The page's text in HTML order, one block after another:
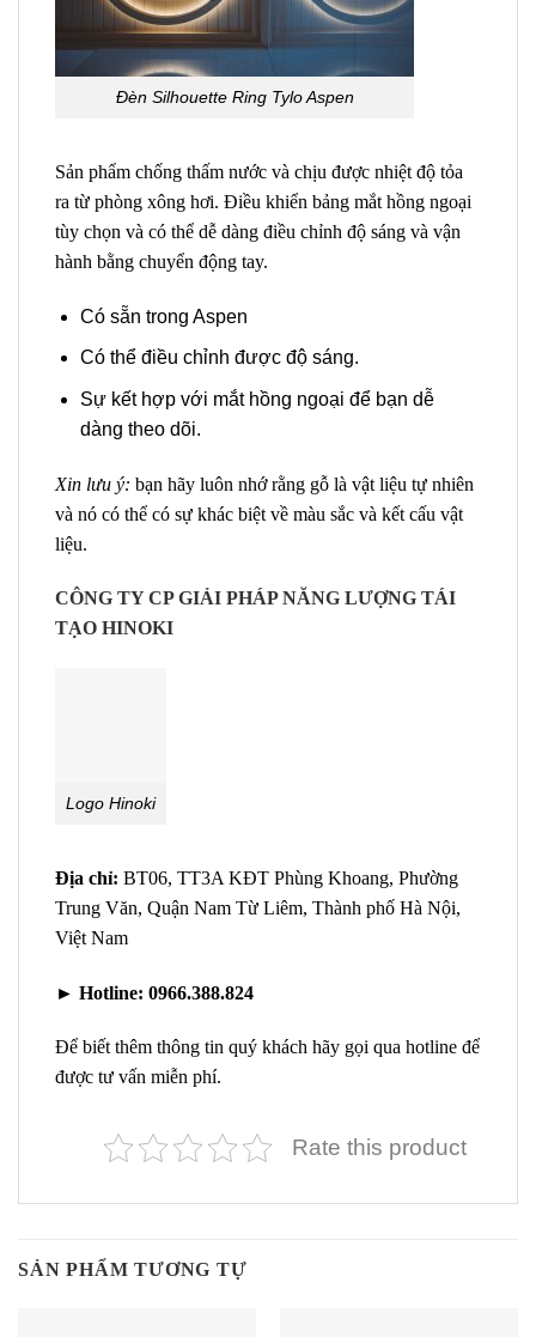
Đèn Silhouette Ring Tylo Aspen
Sản phẩm chống thấm nước và chịu được nhiệt độ tỏa
ra từ phòng xông hơi. Điều khiển bảng mắt hồng ngoại
tùy chọn và có thể dễ dàng điều chỉnh độ sáng và vận
hành bằng chuyển động tay.
Có sẵn trong Aspen
Có thể điều chỉnh được độ sáng.
Sự kết hợp với mắt hồng ngoại để bạn dễ
dàng theo dõi.
Xin lưu ý: bạn hãy luôn nhớ rằng gỗ là vật liệu tự nhiên
và nó có thể có sự khác biệt về màu sắc và kết cấu vật
liệu.
CÔNG TY CP GIẢI PHÁP NĂNG LƯỢNG TÁI
TẠO HINOKI
Logo Hinoki
Địa chỉ: BT06, TT3A KĐT Phùng Khoang, Phường
Trung Văn, Quận Nam Từ Liêm, Thành phố Hà Nội,
Việt Nam
► Hotline: 0966.388.824
Để biết thêm thông tin quý khách hãy gọi qua hotline để
được tư vấn miễn phí.
Rate this product
SẢN PHẨM TƯƠNG TỰ